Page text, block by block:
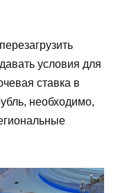
условия для
ставка в
необходимо,